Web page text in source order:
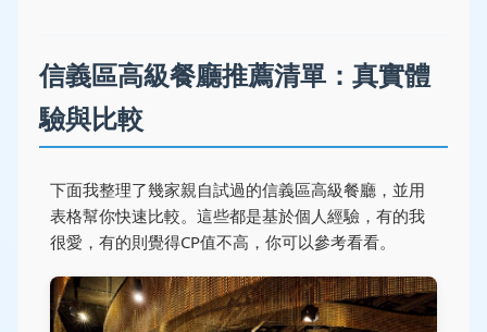
信義區高級餐廳推薦清單：真實體
驗與比較
下面我整理了幾家親自試過的信義區高級餐廳，並用
表格幫你快速比較。這些都是基於個人經驗，有的我
很愛，有的則覺得CP值不高，你可以參考看看。